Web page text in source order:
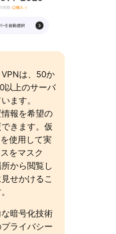
は、50か
以上のサーバ
ます。
報を希望の
きます。仮
使用して実
をマスク
から閲覧し
せかけるこ
暗号化技術
ライバシー